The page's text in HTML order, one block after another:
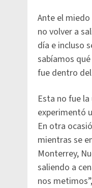
Ante el
no volver a
día e incluso
sabíamos
fue dentro
Esta no fue
experimentó
En otra
mientras se
Monterrey,
saliendo a
nos